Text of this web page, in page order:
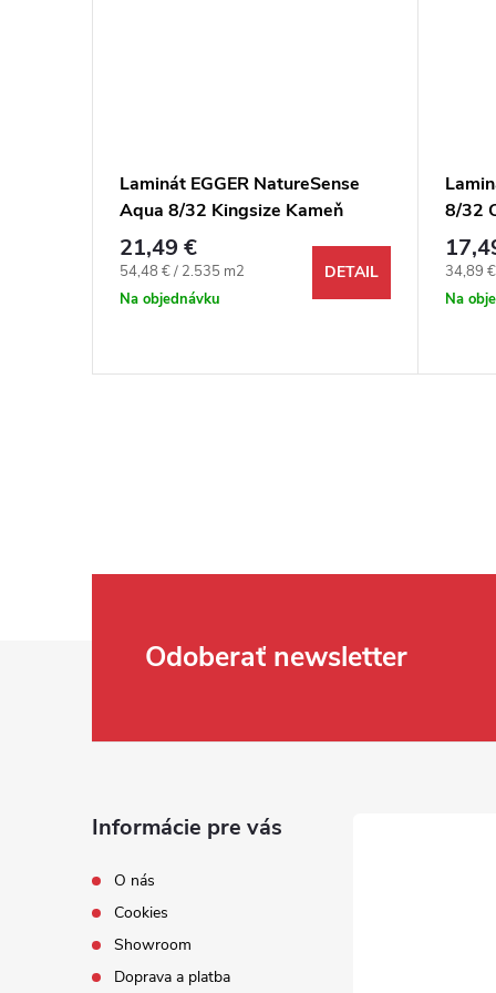
Laminát EGGER NatureSense
Aqua 8/32 Kingsize Kameň
Calvia pieskovo sivý 4V+1
21,49 €
Jednotková cena:
54,48 € / 2.535 m2
Na objednávku
DETAIL
8/32
34,89
Na
Odoberať newsletter
Informácie pre vás
O nás
Cookies
Showroom
Doprava a platba